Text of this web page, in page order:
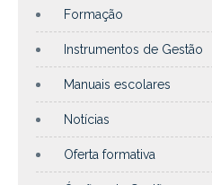
Formação
Instrumentos de Gestão
Manuais escolares
Notícias
Oferta formativa